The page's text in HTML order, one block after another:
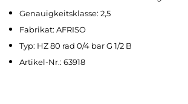
Genauigkeitsklasse: 2,5
Fabrikat: AFRISO
Typ: HZ 80 rad 0/4 bar G 1/2 B
Artikel-Nr.: 63918